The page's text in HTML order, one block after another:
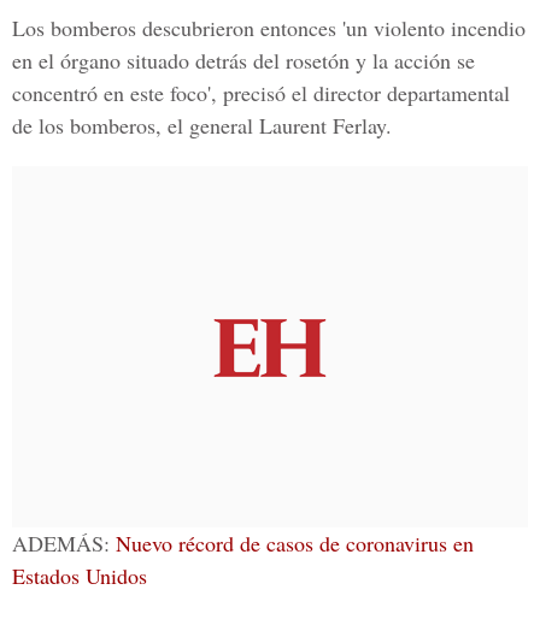
Los bomberos descubrieron entonces 'un violento incendio
en el órgano situado detrás del rosetón y la acción se
concentró en este foco', precisó el director departamental
de los bomberos, el general Laurent Ferlay.
ADEMÁS: Nuevo récord de casos de coronavirus en
Estados Unidos